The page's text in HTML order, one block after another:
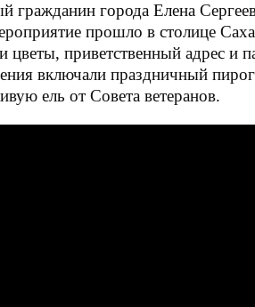
гражданин города Елена
прошло в столице
приветственный адрес и
включали праздничный
ель от Совета ветеранов.